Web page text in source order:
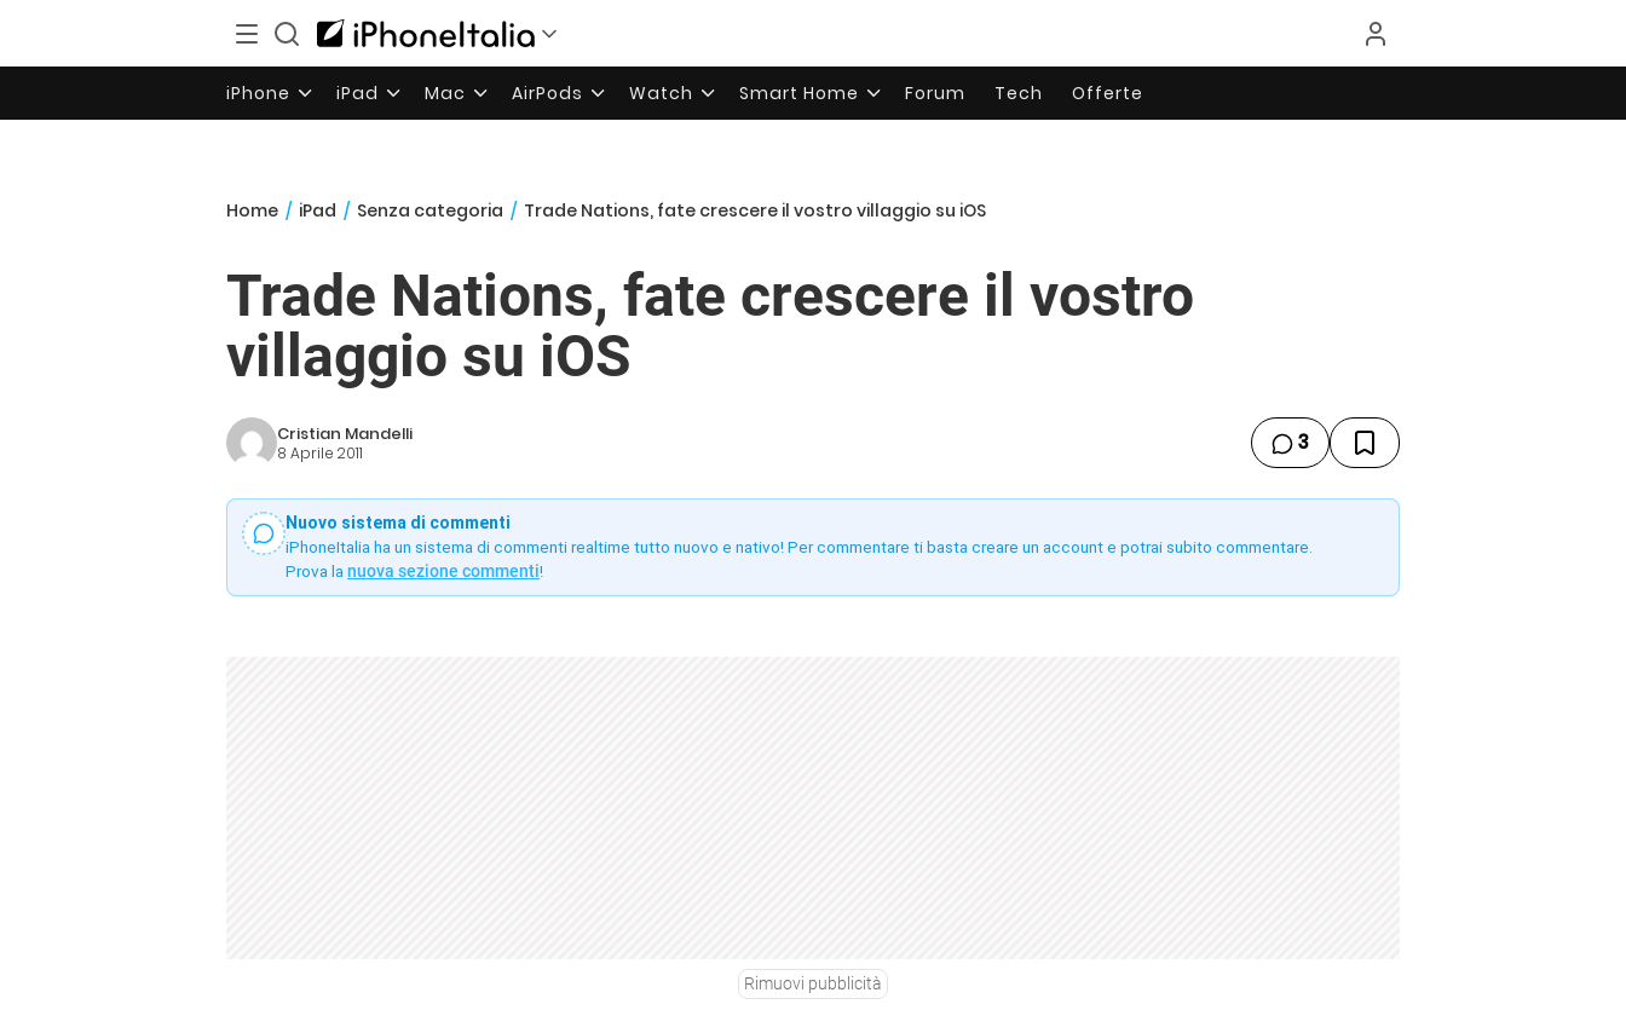
iPhone iPad Mac AirPods Watch Smart Home Forum Tech Offerte
Home / iPad / Senza categoria / Trade Nations, fate crescere il vostro villaggio su iOS
Trade Nations, fate crescere il vostro
villaggio su iOS
Cristian Mandelli
8 Aprile 2011 3
Nuovo sistema di commenti
iPhoneItalia ha un sistema di commenti realtime tutto nuovo e nativo! Per commentare ti basta creare un account e potrai subito commentare.
Prova la nuova sezione commenti!
Rimuovi pubblicità